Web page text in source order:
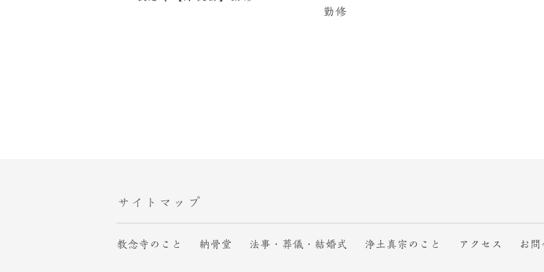
勤修
サイトマップ
教念寺のこと 納骨堂 法事・葬儀・結婚式 浄土真宗のこと アクセス お問